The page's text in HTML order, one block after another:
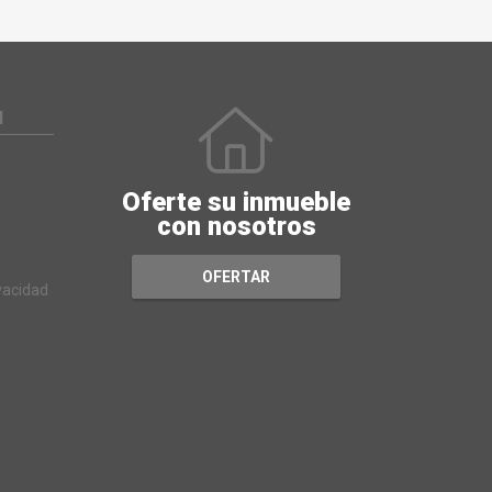
Oferte su inmueble
con nosotros
OFERTAR